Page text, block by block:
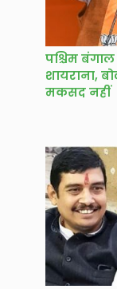
पश्चिम
शायराना,
मकसद नहीं